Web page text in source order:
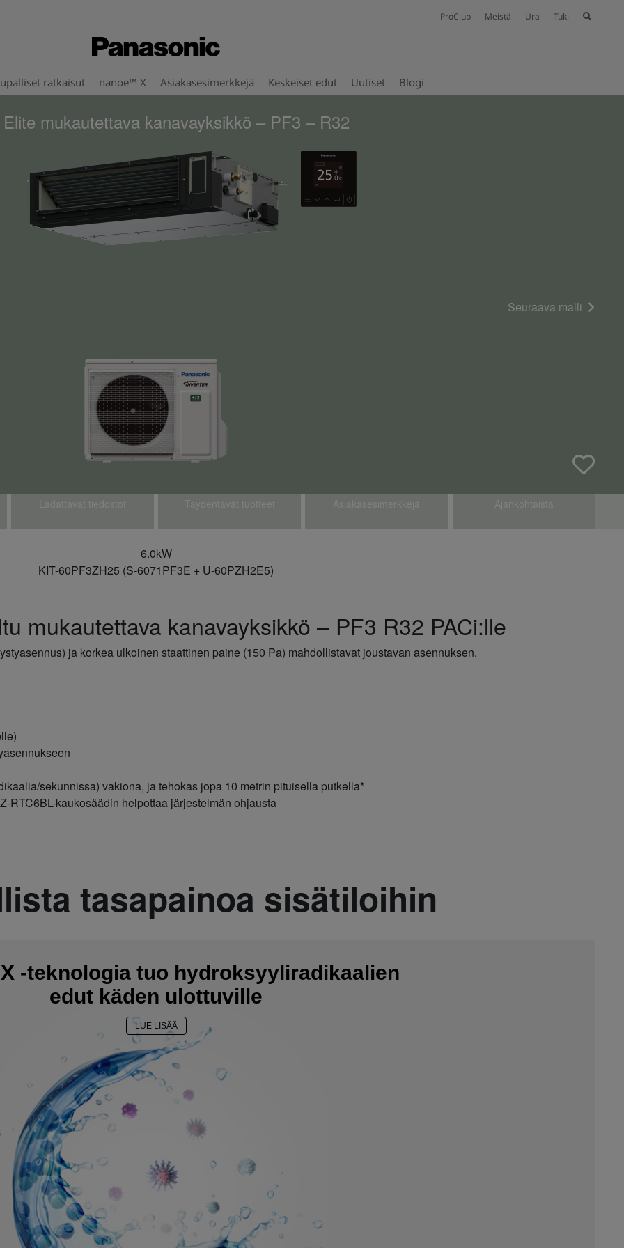
ProClub Meistä Ura Tuki
ratkaisut nanoe™ X Asiakasesimerkkejä Keskeiset edut Uutiset Blogi
Elite mukautettava kanavayksikkö – PF3 – R32
Seuraava malli
6.0kW
KIT-60PF3ZH25 (S-6071PF3E + U-60PZH2E5)
mukautettava kanavayksikkö – PF3 R32 PACi:lle
ja korkea ulkoinen staattinen paine (150 Pa) mahdollistavat joustavan asennuksen.
sekunnissa) vakiona, ja tehokas jopa 10 metrin pituisella putkella*
kaukosäädin helpottaa järjestelmän ohjausta
tasapainoa sisätiloihin
-teknologia tuo hydroksyyliradikaalien
edut käden ulottuville
LUE LISÄÄ